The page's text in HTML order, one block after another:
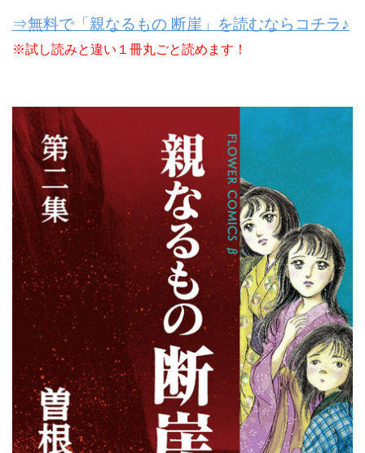
⇒無料で「親なるもの 断崖」を読むならコチラ♪
※試し読みと違い１冊丸ごと読めます！